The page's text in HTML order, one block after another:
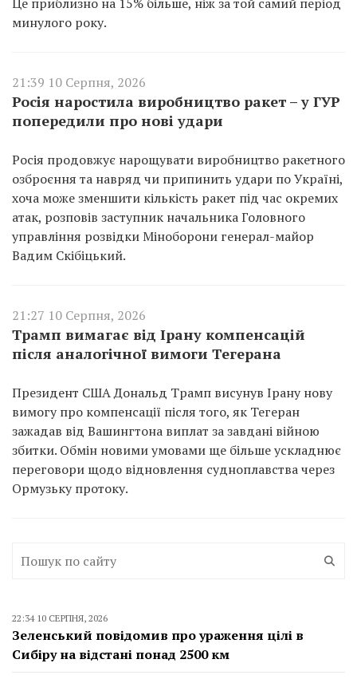
минулого року.
21:39 10 Серпня, 2026
Росія наростила виробництво ракет – у ГУР
попередили про нові удари
Росія продовжує нарощувати виробництво ракетного
озброєння та навряд чи припинить удари по Україні,
хоча може зменшити кількість ракет під час окремих
атак, розповів заступник начальника Головного
управління розвідки Міноборони генерал-майор
Вадим Скібіцький.
21:27 10 Серпня, 2026
Трамп вимагає від Ірану компенсацій
після аналогічної вимоги Тегерана
Президент США Дональд Трамп висунув Ірану нову
вимогу про компенсації після того, як Тегеран
зажадав від Вашингтона виплат за завдані війною
збитки. Обмін новими умовами ще більше ускладнює
переговори щодо відновлення судноплавства через
Ормузьку протоку.
22:34 10 СЕРПНЯ, 2026
Зеленський повідомив про ураження цілі в
Сибіру на відстані понад 2500 км